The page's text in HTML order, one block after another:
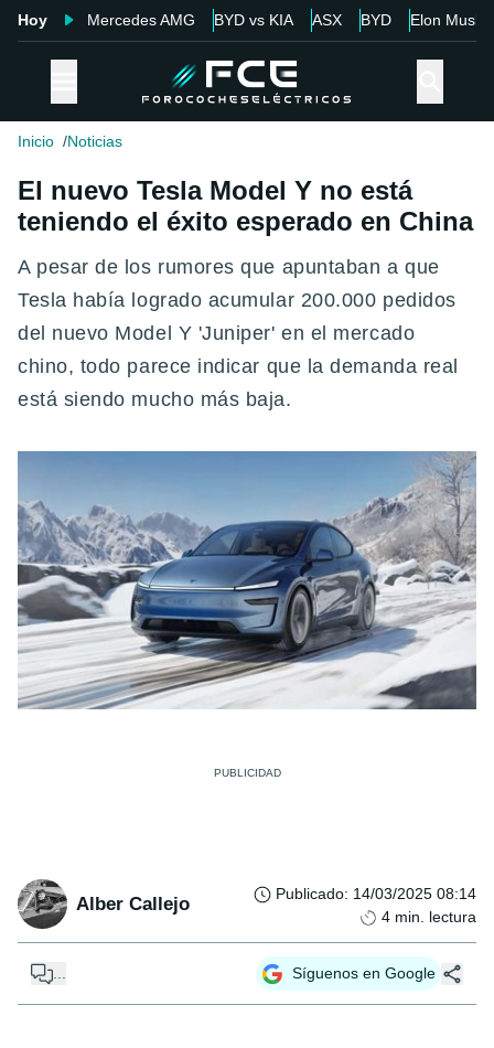
Hoy Mercedes AMG BYD vs KIA ASX BYD Elon Musk
Inicio Noticias
El nuevo Tesla Model Y no está
teniendo el éxito esperado en China
A pesar de los rumores que apuntaban a que
Tesla había logrado acumular 200.000 pedidos
del nuevo Model Y 'Juniper' en el mercado
chino, todo parece indicar que la demanda real
está siendo mucho más baja.
Alber Callejo Publicado: 14/03/2025 08:14
4 min. lectura
... Síguenos en Google